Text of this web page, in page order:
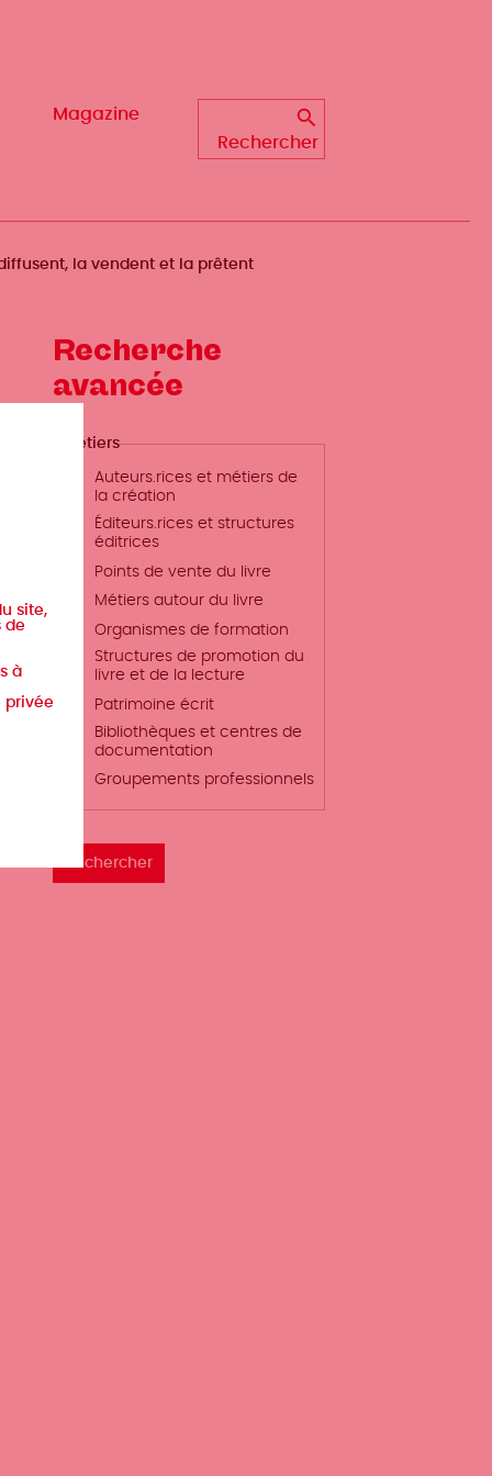
Magazine
Rechercher
Magazine
Rechercher
la vendent et la prêtent
Recherche
avancée
Métiers
Auteurs.rices et métiers de
la création
Éditeurs.rices et structures
éditrices
Points de vente du livre
Métiers autour du livre
Organismes de formation
Structures de promotion du
livre et de la lecture
Patrimoine écrit
Bibliothèques et centres de
documentation
Groupements professionnels
site,
de
à
privée